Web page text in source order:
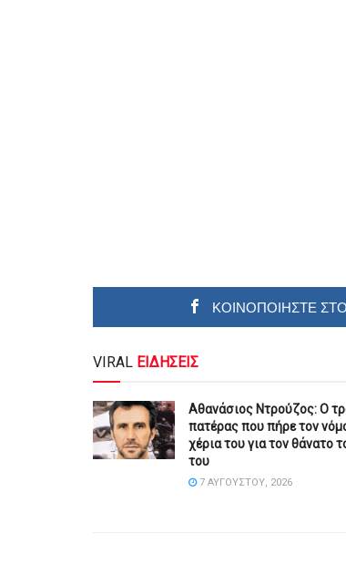
ΚΟΙΝΟΠΟΙΗΣΤΕ ΣΤΟ
VIRAL ΕΙΔΗΣΕΙΣ
Αθανάσιος Ντρούζος: Ο
πατέρας που πήρε τον
χέρια του για τον θάνατο
του
7 ΑΥΓΟΎΣΤΟΥ, 2026